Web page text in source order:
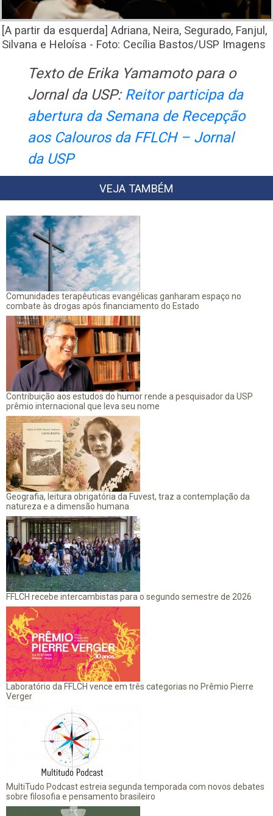
[A partir da esquerda] Adriana, Neira, Segurado, Fanjul,
Silvana e Heloísa - Foto: Cecília Bastos/USP Imagens
Texto de Erika Yamamoto para o
Jornal da USP: Reitor participa da
abertura da Semana de Recepção
aos Calouros da FFLCH – Jornal
da USP
VEJA TAMBÉM
Comunidades terapêuticas evangélicas ganharam espaço no
combate às drogas após financiamento do Estado
Contribuição aos estudos do humor rende a pesquisador da USP
prêmio internacional que leva seu nome
Geografia, leitura obrigatória da Fuvest, traz a contemplação da
natureza e a dimensão humana
FFLCH recebe intercambistas para o segundo semestre de 2026
Laboratório da FFLCH vence em três categorias no Prêmio Pierre
Verger
MultiTudo Podcast estreia segunda temporada com novos debates
sobre filosofia e pensamento brasileiro